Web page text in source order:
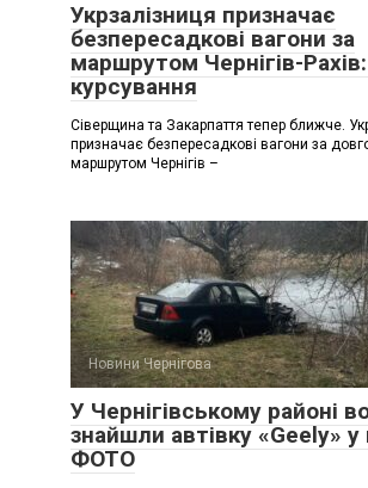
Укрзалізниця призначає
безпересадкові вагони за
маршрутом Чернігів-
курсування
Сіверщина та Закарпаття тепер ближче.
призначає безпересадкові вагони за
маршрутом Чернігів –
Новини Чернігова
У Чернігівському районі
знайшли автівку «Geely» у
ФОТО